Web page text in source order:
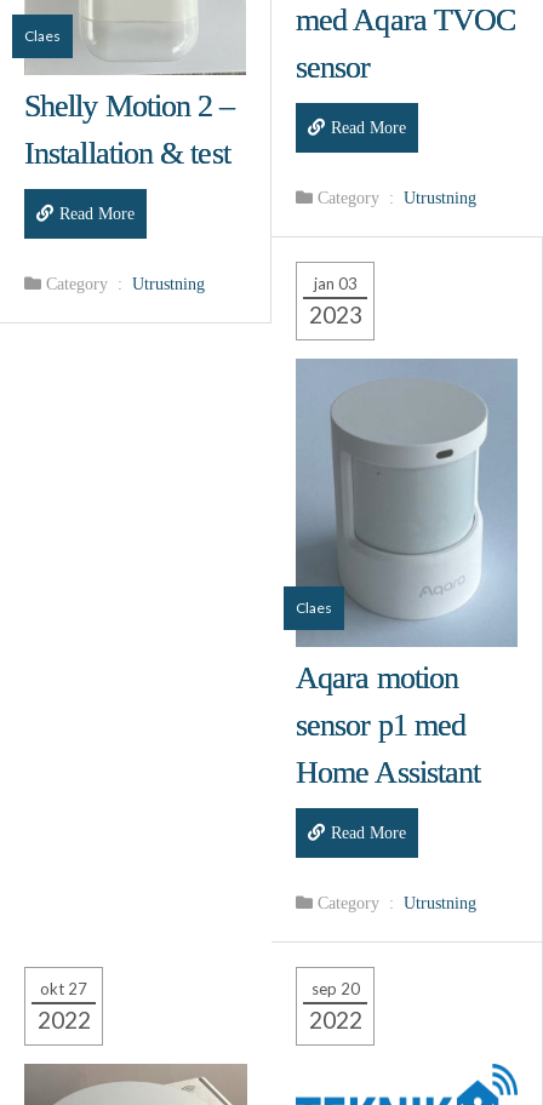
Claes
Shelly Motion 2 –
Installation & test
Read More
Category : Utrustning
med Aqara TVOC
sensor
Read More
Category : Utrustning
jan 03
2023
Claes
Aqara motion
sensor p1 med
Home Assistant
Read More
Category : Utrustning
okt 27
2022
sep 20
2022